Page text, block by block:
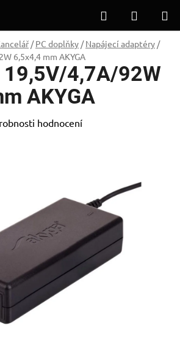
Hledat
KOŠÍK
/ PC doplňky / Napájecí adaptéry /
6,5x4,4 mm AKYGA
19,5V/4,7A/92W
AKYGA
hodnocení